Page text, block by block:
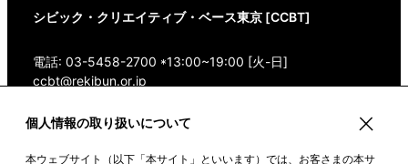
個人情報の取り扱いについて
本ウェブサイト（以下「本サイト」といいます）では、お客さまの本サ
シビック・クリエイティブ・ベース東京 [CCBT]
電話: 03-5458-2700 *13:00~19:00 [火-日]
ccbt@rekibun.or.jp
〒150-0001 東京都渋谷区神宮前1-14-4 1/1(ONE)